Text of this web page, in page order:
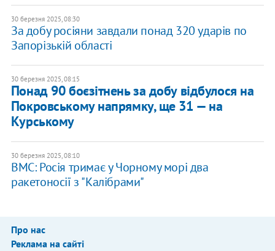
30 березня 2025, 08:30
За добу росіяни завдали понад 320 ударів по
Запорізькій області
30 березня 2025, 08:15
Понад 90 боєзітнень за добу відбулося на
Покровському напрямку, ще 31 — на
Курському
30 березня 2025, 08:10
ВМС: Росія тримає у Чорному морі два
ракетоносії з "Калібрами"
Про нас
Реклама на сайті